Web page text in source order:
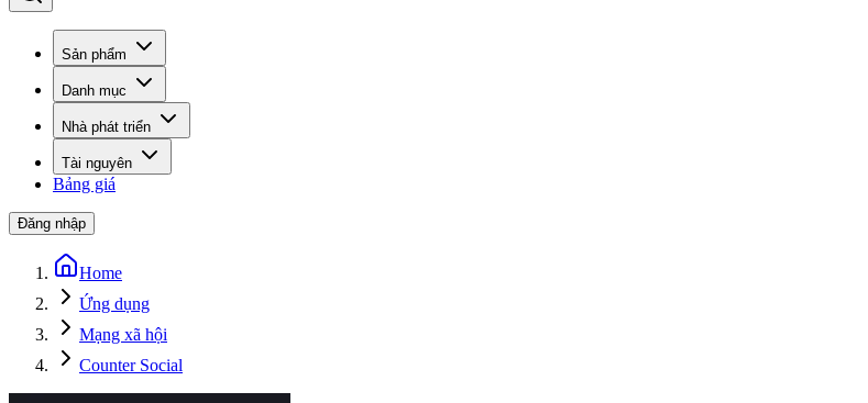
Sản phẩm
Danh mục
Nhà phát triển
Tài nguyên
Bảng giá
Đăng nhập
Home
Ứng dụng
Mạng xã hội
Counter Social